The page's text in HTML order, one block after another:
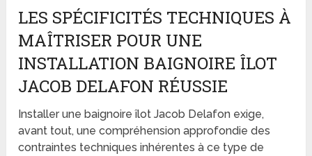
LES SPÉCIFICITÉS TECHNIQUES À
MAÎTRISER POUR UNE
INSTALLATION BAIGNOIRE ÎLOT
JACOB DELAFON RÉUSSIE
Installer une baignoire îlot Jacob Delafon exige,
avant tout, une compréhension approfondie des
contraintes techniques inhérentes à ce type de